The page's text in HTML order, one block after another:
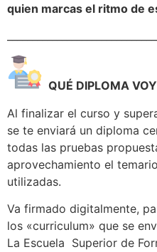
quien marcas el ritmo de
QUÉ DIPLOMA
Al finalizar el curso y
se te enviará un diploma
todas las pruebas
aprovechamiento el
utilizadas.
Va firmado digitalmente,
los «curriculum» que se
La Escuela Superior de